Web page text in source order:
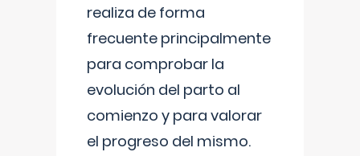
realiza de forma
frecuente principalmente
para comprobar la
evolución del parto al
comienzo y para valorar
el progreso del mismo.